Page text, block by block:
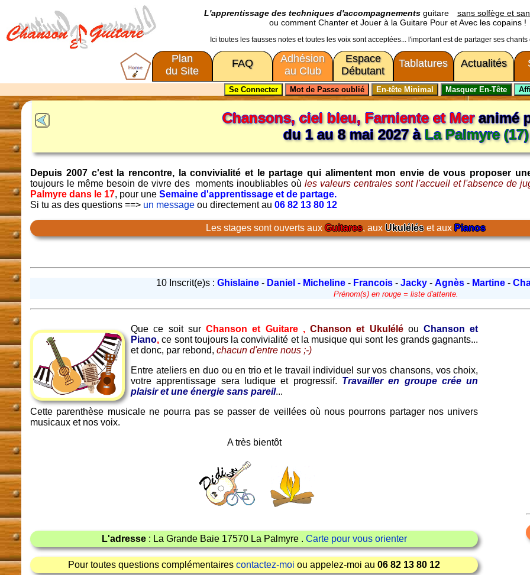
L'apprentissage des techniques d'accompagnementsguitare
sans solfège et
ou comment Chanter et Jouer à la Guitare Pour et Avec les copains !
Ici toutes les fausses notes et toutes les voix sont acceptées... l'important est de partager ses
Plan
du Site
FAQ
Adhésion
au Club
Espace
Débutant
Tablatures Actualités
Chansons, ciel bleu, Farniente et Meranimé
du 1 au 8 mai 2027 àLa Palmyre (17)
Depuis 2007 c'est la rencontre, la convivialité et le partage qui alimentent mon envie de vous proposer
toujours le même besoin de vivre des moments inoubliables oùles valeurs centrales sont l'accueil et l'absence de
Palmyre dans le 17, pour uneSemaine d'apprentissage et de partage.
Si tu as des questions ==> un message ou directement au06 82 13 80 12
Les stages sont ouverts auxGuitares, aux Ukuléléset aux Pianos
10 Inscrit(e)s : Ghislaine- Daniel - Micheline - Francois- Jacky- Agnès- Martine-
Prénom(s) en rouge = liste d'attente.
Que ce soit surChanson et Guitare ,Chanson et Ukulélé ou Chanson et
Piano,ce sont toujours la convivialité et la musique qui sont les grands gagnants...
et donc, par rebond,chacun d'entre nous ;-)
Entre ateliers en duo ou en trio et le travail individuel sur vos chansons, vos choix,
votre apprentissage sera ludique et progressif. Travailler en groupe crée un
plaisir et une énergie sans pareil...
Cette parenthèse musicale ne pourra pas se passer de veillées où nous pourrons partager nos univers
musicaux et nos voix.
A très bientôt
L'adresse: La Grande Baie 17570 La Palmyre . Carte pour vous orienter
Pour toutes questions complémentairescontactez-moi ou appelez-moi au06 82 13 80 12